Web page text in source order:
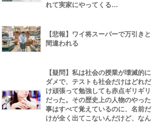
れて実家にやってくる…
【悲報】ワイ将スーパーで万引きと
間違われる
【疑問】私は社会の授業が壊滅的に
ダメで、テストも社会だけはどれだ
け頑張って勉強しても赤点ギリギリ
だった。その歴史上の人物のやった
事はすべて覚えているのに、名前だ
けが全く出てこないんだけど、なん